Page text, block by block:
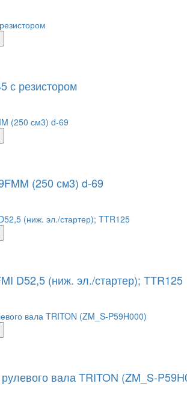
с резистором
(250 см3) d-69
D52,5 (ниж. эл./стартер); TTR125
вала TRITON (ZM_S-